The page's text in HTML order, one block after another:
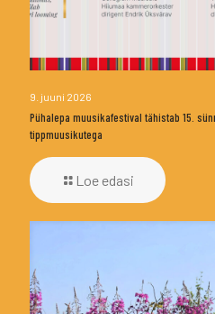
9. juuni 2026
Pühalepa muusikafestival tähistab 15.
tippmuusikutega
Loe edasi